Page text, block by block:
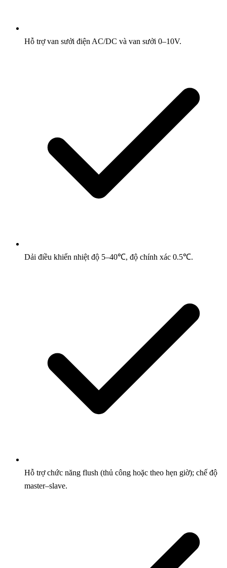
Hỗ trợ van sưởi điện AC/DC và van sưởi 0–10V.
Dải điều khiển nhiệt độ 5–40℃, độ chính xác 0.5℃.
Hỗ trợ chức năng flush (thủ công hoặc theo hẹn giờ); chế độ
master–slave.